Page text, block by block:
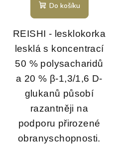
Do košíku
REISHI - lesklokorka
lesklá s koncentrací
50 % polysacharidů
a 20 % β-1,3/1,6 D-
glukanů působí
razantněji na
podporu přirozené
obranyschopnosti.